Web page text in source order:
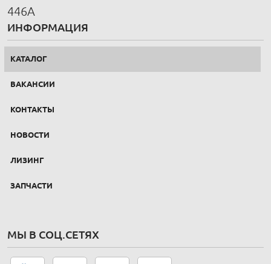
446А
ИНФОРМАЦИЯ
КАТАЛОГ
ВАКАНСИИ
КОНТАКТЫ
НОВОСТИ
ЛИЗИНГ
ЗАПЧАСТИ
МЫ В СОЦ.СЕТЯХ